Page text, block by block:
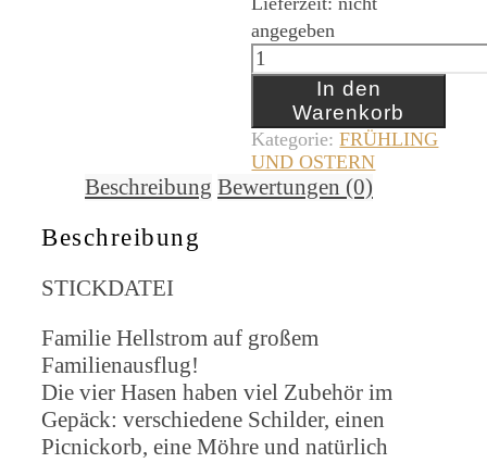
angegeben
Familie
Hellstrom
Blumenstecker
[Digital]
Menge
In den
Warenkorb
Kategorie:FRÜHLING
UND OSTERN
Beschreibung Bewertungen (0)
Beschreibung
STICKDATEI
Familie Hellstrom auf großem
Familienausflug!
Die vier Hasen haben viel Zubehör im
Gepäck: verschiedene Schilder, einen
Picnickorb, eine Möhre und natürlich